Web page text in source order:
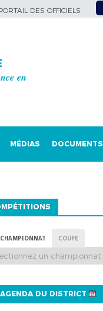
DES OFFICIELS
𝒆𝒏
MÉDIAS DOCUMENTS
CHAMPIONNAT COUPE
AGENDA DU DISTRICT